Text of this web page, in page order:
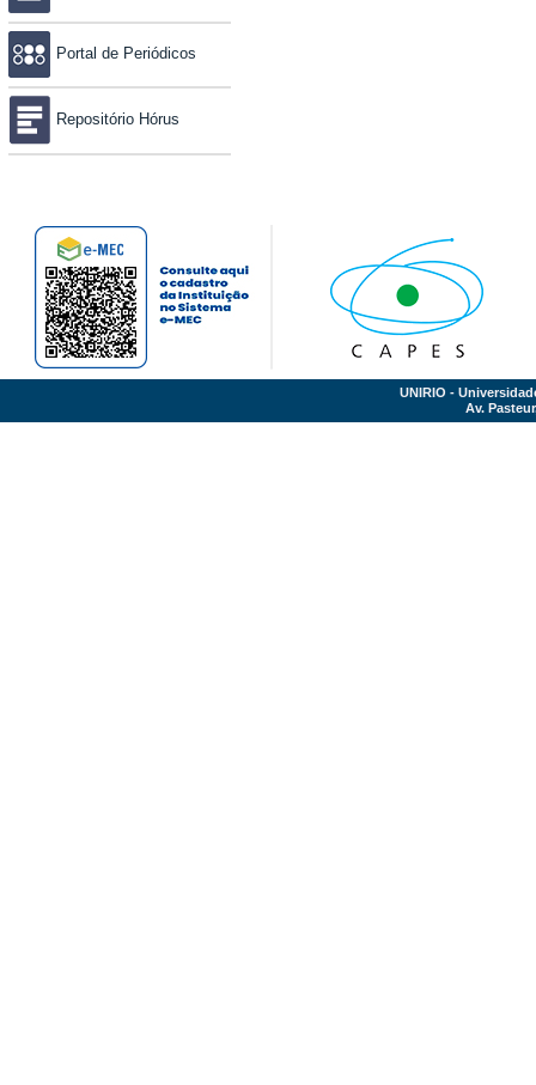
Portal de Periódicos
Repositório Hórus
UNIRIO -
Av.